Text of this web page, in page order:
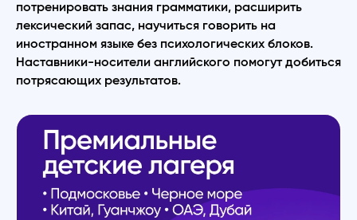
потренировать знания грамматики, расширить
лексический запас, научиться говорить на
иностранном языке без психологических блоков.
Наставники-носители английского помогут добиться
потрясающих результатов.